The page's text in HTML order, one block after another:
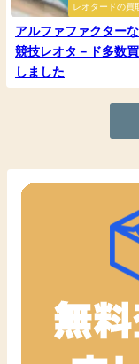
レオタードの買
アルファファクター
競技レオタ－ド多数
しました